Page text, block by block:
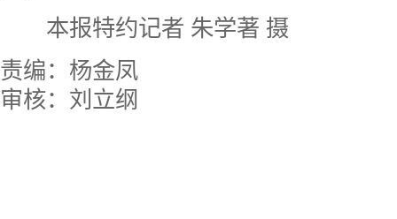
本报特约记者 朱学著 摄
责编：杨金凤
审核：刘立纲